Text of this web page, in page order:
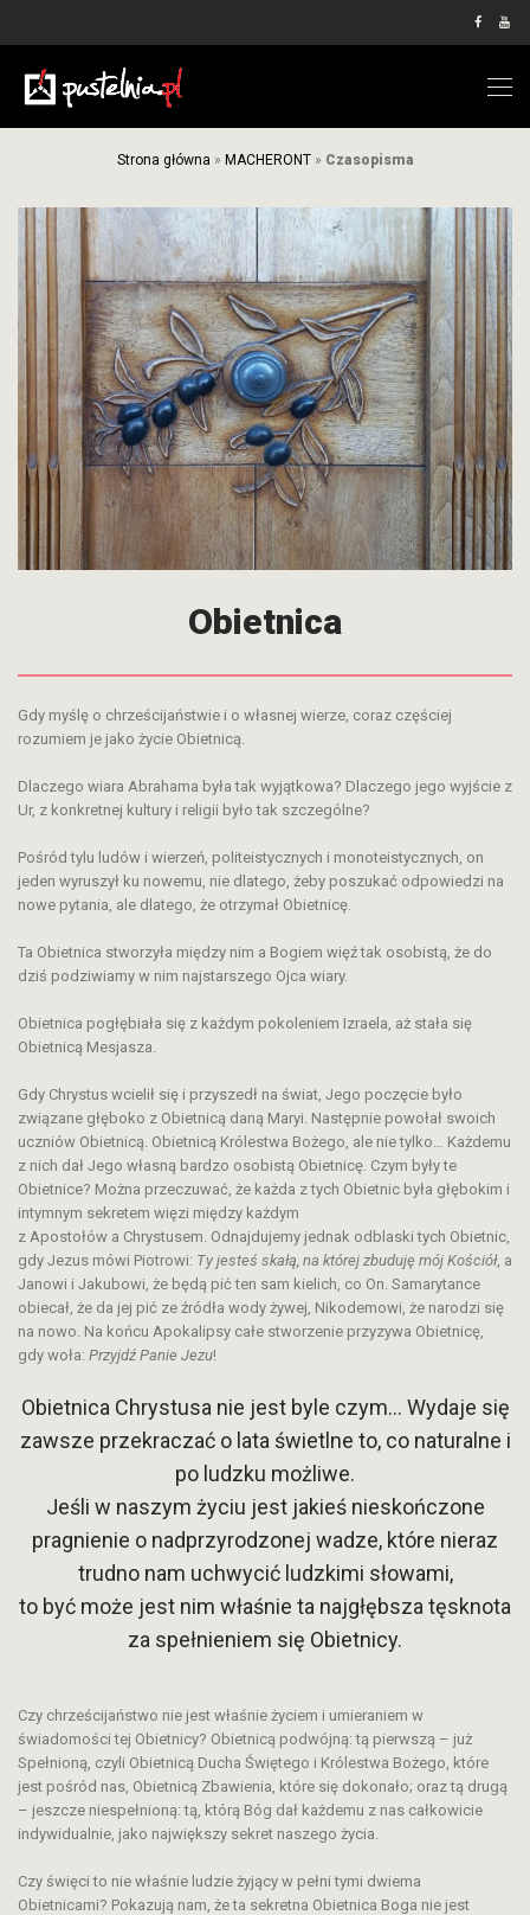
Strona główna » MACHERONT» Czasopisma
Obietnica
Gdy myślę o chrześcijaństwie i o własnej wierze, coraz częściej
rozumiem je jako życie Obietnicą.
Dlaczego wiara Abrahama była tak wyjątkowa? Dlaczego jego wyjście z
Ur, z konkretnej kultury i religii było tak szczególne?
Pośród tylu ludów i wierzeń, politeistycznych i monoteistycznych, on
jeden wyruszył ku nowemu, nie dlatego, żeby poszukać odpowiedzi na
nowe pytania, ale dlatego, że otrzymał Obietnicę.
Ta Obietnica stworzyła między nim a Bogiem więź tak osobistą, że do
dziś podziwiamy w nim najstarszego Ojca wiary.
Obietnica pogłębiała się z każdym pokoleniem Izraela, aż stała się
Obietnicą Mesjasza.
Gdy Chrystus wcielił się i przyszedł na świat, Jego poczęcie było
związane głęboko z Obietnicą daną Maryi. Następnie powołał swoich
uczniów Obietnicą. Obietnicą Królestwa Bożego, ale nie tylko… Każdemu
z nich dał Jego własną bardzo osobistą Obietnicę. Czym były te
Obietnice? Można przeczuwać, że każda z tych Obietnic była głębokim i
intymnym sekretem więzi między każdym
z Apostołów a Chrystusem. Odnajdujemy jednak odblaski tych Obietnic,
gdy Jezus mówi Piotrowi: Ty jesteś skałą, na której zbuduję mój Kościół, a
Janowi i Jakubowi, że będą pić ten sam kielich, co On. Samarytance
obiecał, że da jej pić ze źródła wody żywej, Nikodemowi, że narodzi się
na nowo. Na końcu Apokalipsy całe stworzenie przyzywa Obietnicę,
gdy woła: Przyjdź Panie Jezu!
Obietnica Chrystusa nie jest byle czym… Wydaje się
zawsze przekraczać o lata świetlne to, co naturalne i
po ludzku możliwe.
Jeśli w naszym życiu jest jakieś nieskończone
pragnienie o nadprzyrodzonej wadze, które nieraz
trudno nam uchwycić ludzkimi słowami,
to być może jest nim właśnie ta najgłębsza tęsknota
za spełnieniem się Obietnicy.
Czy chrześcijaństwo nie jest właśnie życiem i umieraniem w
świadomości tej Obietnicy? Obietnicą podwójną: tą pierwszą – już
Spełnioną, czyli Obietnicą Ducha Świętego i Królestwa Bożego, które
jest pośród nas, Obietnicą Zbawienia, które się dokonało; oraz tą drugą
– jeszcze niespełnioną: tą, którą Bóg dał każdemu z nas całkowicie
indywidualnie, jako największy sekret naszego życia.
Czy święci to nie właśnie ludzie żyjący w pełni tymi dwiema
Obietnicami? Pokazują nam, że ta sekretna Obietnica Boga nie jest